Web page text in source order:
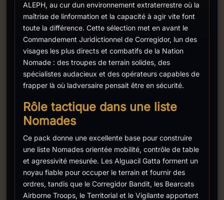
ALEPH, au cur dun environnement extraterrestre où la
maîtrise de linformation et la capacité à agir vite font
toute la différence. Cette sélection met en avant le
Commandement Juridictionnel de Corregidor, lun des
visages les plus directs et combatifs de la Nation
Nomade : des troupes de terrain solides, des
spécialistes audacieux et des opérateurs capables de
frapper là où ladversaire pensait être en sécurité.
Rôle tactique dans une liste
Nomades
Ce pack donne une excellente base pour construire
une liste Nomades orientée mobilité, contrôle de table
et agressivité mesurée. Les Alguacil Gatta forment un
noyau fiable pour occuper le terrain et fournir des
ordres, tandis que le Corregidor Bandit, les Bearcats
Airborne Troops, le Territorial et le Vigilante apportent